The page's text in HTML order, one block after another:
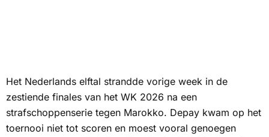
Het Nederlands elftal strandde vorige week in de
zestiende finales van het WK 2026 na een
strafschoppenserie tegen Marokko. Depay kwam op het
toernooi niet tot scoren en moest vooral genoegen